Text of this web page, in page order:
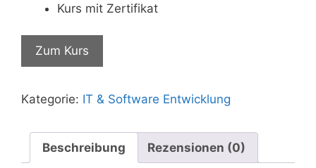
Kurs mit Zertifikat
Zum Kurs
Kategorie: IT & Software Entwicklung
Beschreibung Rezensionen (0)